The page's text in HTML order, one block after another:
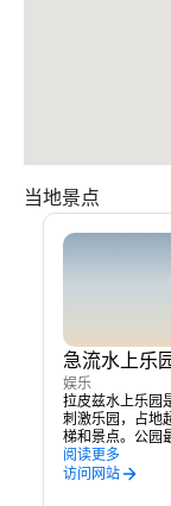
当地景点
急流水上乐
娱乐
拉皮兹水上乐园
刺激乐园，占地
梯和景点。公园
平方英尺的波浪
器、速度滑梯、
阅读更多
访问网站